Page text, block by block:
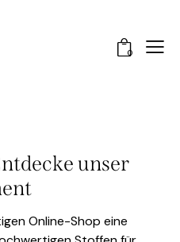
0
unser
Online-Shop eine